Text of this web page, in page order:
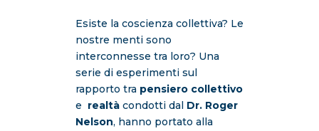
Esiste la coscienza collettiva? Le
nostre menti sono
interconnesse tra loro? Una
serie di esperimenti sul
rapporto tra pensiero collettivo
e realtàcondotti dal Dr. Roger
Nelson, hanno portato alla